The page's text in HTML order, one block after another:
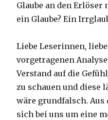
Glaube an den
ein Glaube? Ein
Liebe Leserinnen,
vorgetragenen
Verstand auf die
zu schauen und diese
wäre grundfalsch. Aus
sich bei uns um eine